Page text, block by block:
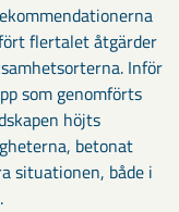
flertalet åtgärder
Inför
som genomförts
höjts
betonat
situationen, både i